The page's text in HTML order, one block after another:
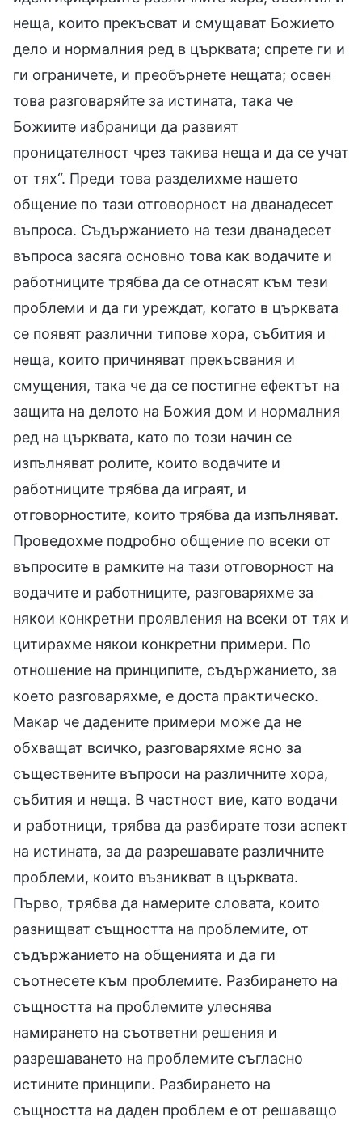
неща, които прекъсват и смущават Божието
дело и нормалния ред в църквата; спрете ги и
ги ограничете, и преобърнете нещата; освен
това разговаряйте за истината, така че
Божиите избраници да развият
проницателност чрез такива неща и да се учат
от тях“. Преди това разделихме нашето
общение по тази отговорност на дванадесет
въпроса. Съдържанието на тези дванадесет
въпроса засяга основно това как водачите и
работниците трябва да се отнасят към тези
проблеми и да ги уреждат, когато в църквата
се появят различни типове хора, събития и
неща, които причиняват прекъсвания и
смущения, така че да се постигне ефектът на
защита на делото на Божия дом и нормалния
ред на църквата, като по този начин се
изпълняват ролите, които водачите и
работниците трябва да играят, и
отговорностите, които трябва да изпълняват.
Проведохме подробно общение по всеки от
въпросите в рамките на тази отговорност на
водачите и работниците, разговаряхме за
някои конкретни проявления на всеки от тях и
цитирахме някои конкретни примери. По
отношение на принципите, съдържанието, за
което разговаряхме, е доста практическо.
Макар че дадените примери може да не
обхващат всичко, разговаряхме ясно за
съществените въпроси на различните хора,
събития и неща. В частност вие, като водачи
и работници, трябва да разбирате този аспект
на истината, за да разрешавате различните
проблеми, които възникват в църквата.
Първо, трябва да намерите словата, които
разнищват същността на проблемите, от
съдържанието на общенията и да ги
съотнесете към проблемите. Разбирането на
същността на проблемите улеснява
намирането на съответни решения и
разрешаването на проблемите съгласно
истините принципи. Разбирането на
същността на даден проблем е от решаващо